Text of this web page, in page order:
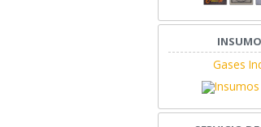
Gases